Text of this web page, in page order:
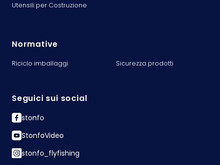
Utensili per Costruzione
Normative
Riciclo imballaggi Sicurezza prodotti
Seguici sui social
stonfo
StonfoVideo
stonfo_flyfishing